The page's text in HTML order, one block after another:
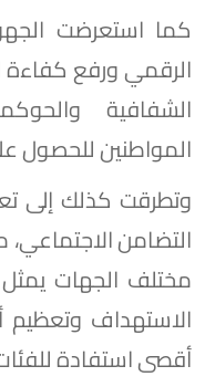
كما استعرضت
الرقمي ورفع كفاءة
الشفافية
المواطنين للحصول
وتطرقت كذلك إلى
التضامن
مختلف الجهات
الاستهداف وتعظيم
أقصى استفادة للفئات